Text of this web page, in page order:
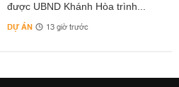
được UBND Khánh Hòa trình...
DỰ ÁN 13 giờ trước